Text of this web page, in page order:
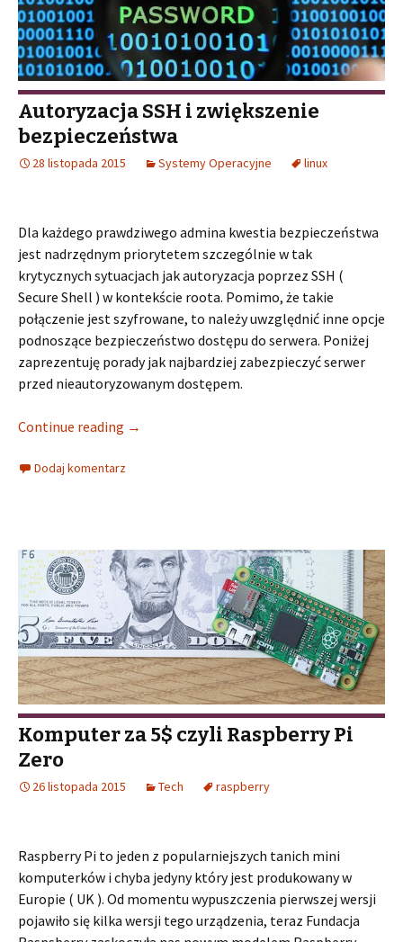
Autoryzacja SSH i zwiększenie
bezpieczeństwa
28 listopada 2015 Systemy Operacyjne linux
Dla każdego prawdziwego admina kwestia bezpieczeństwa
jest nadrzędnym priorytetem szczególnie w tak
krytycznych sytuacjach jak autoryzacja poprzez SSH (
Secure Shell ) w kontekście roota. Pomimo, że takie
połączenie jest szyfrowane, to należy uwzględnić inne opcje
podnoszące bezpieczeństwo dostępu do serwera. Poniżej
zaprezentuję porady jak najbardziej zabezpieczyć serwer
przed nieautoryzowanym dostępem.
Continue reading →
Dodaj komentarz
Komputer za 5$ czyli Raspberry Pi
Zero
26 listopada 2015 Tech raspberry
Raspberry Pi to jeden z popularniejszych tanich mini
komputerków i chyba jedyny który jest produkowany w
Europie ( UK ). Od momentu wypuszczenia pierwszej wersji
pojawiło się kilka wersji tego urządzenia, teraz Fundacja